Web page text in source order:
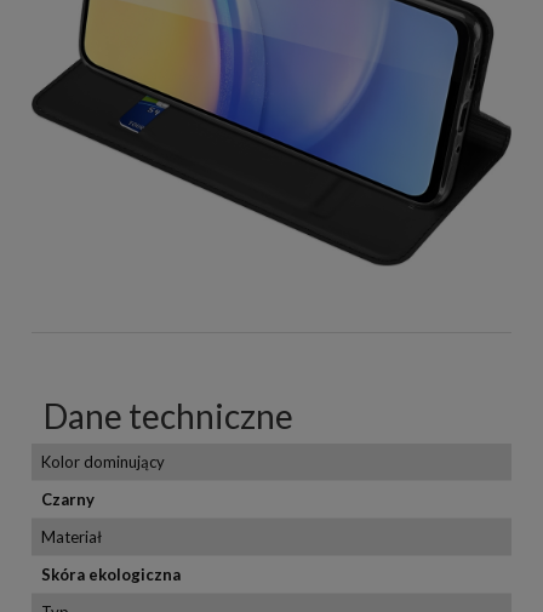
Dane techniczne
Kolor dominujący
Czarny
Materiał
Skóra ekologiczna